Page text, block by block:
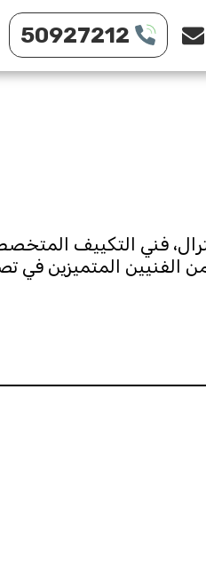
50927212